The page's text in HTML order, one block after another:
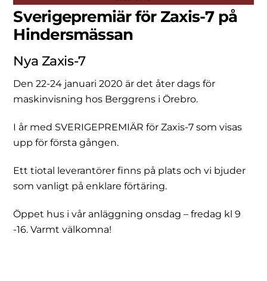
Sverigepremiär för Zaxis-7 på
Hindersmässan
Nya Zaxis-7
Den 22-24 januari 2020 är det åter dags för
maskinvisning hos Berggrens i Örebro.
I år med SVERIGEPREMIÄR för Zaxis-7 som visas
upp för första gången.
Ett tiotal leverantörer finns på plats och vi bjuder
som vanligt på enklare förtäring.
Öppet hus i vår anläggning onsdag – fredag kl 9
-16. Varmt välkomna!